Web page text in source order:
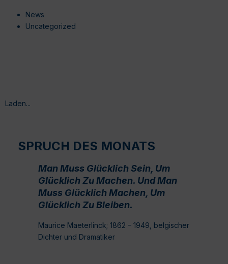
News
Uncategorized
Laden...
SPRUCH DES MONATS
Man Muss Glücklich Sein, Um
Glücklich Zu Machen. Und Man
Muss Glücklich Machen, Um
Glücklich Zu Bleiben.
Maurice Maeterlinck; 1862 – 1949, belgischer
Dichter und Dramatiker